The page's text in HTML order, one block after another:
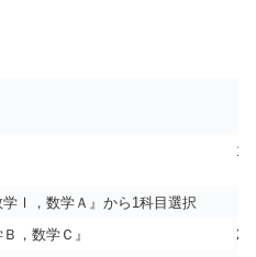
1
学Ⅰ，数学Ａ』から1科目選択
2
，数学Ｃ』